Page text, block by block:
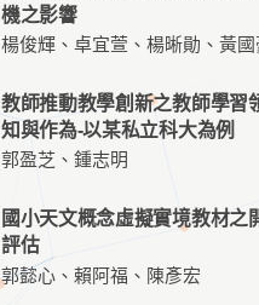
機之影響
楊俊輝、卓宜萱、楊晰勛、黃國
教師推動教學創新之教師學習
知與作為-以某私立科大為例
郭盈芝、鍾志明
國小天文概念虛擬實境教材之
評估
郭懿心、賴阿福、陳彥宏